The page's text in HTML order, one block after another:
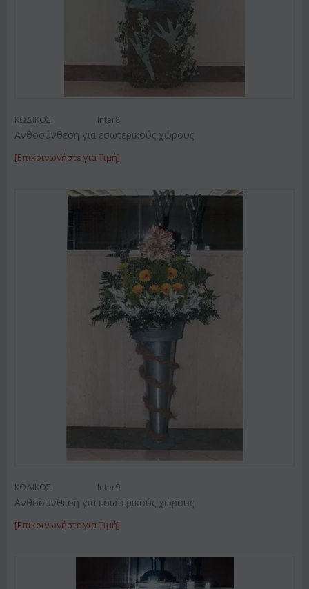
ΚΩΔΙΚΟΣ: Inter8
Ανθοσύνθεση για εσωτερικούς χώρους
[Επικοινωνήστε για Τιμή]
ΚΩΔΙΚΟΣ: Inter9
Ανθοσύνθεση για εσωτερικούς χώρους
[Επικοινωνήστε για Τιμή]